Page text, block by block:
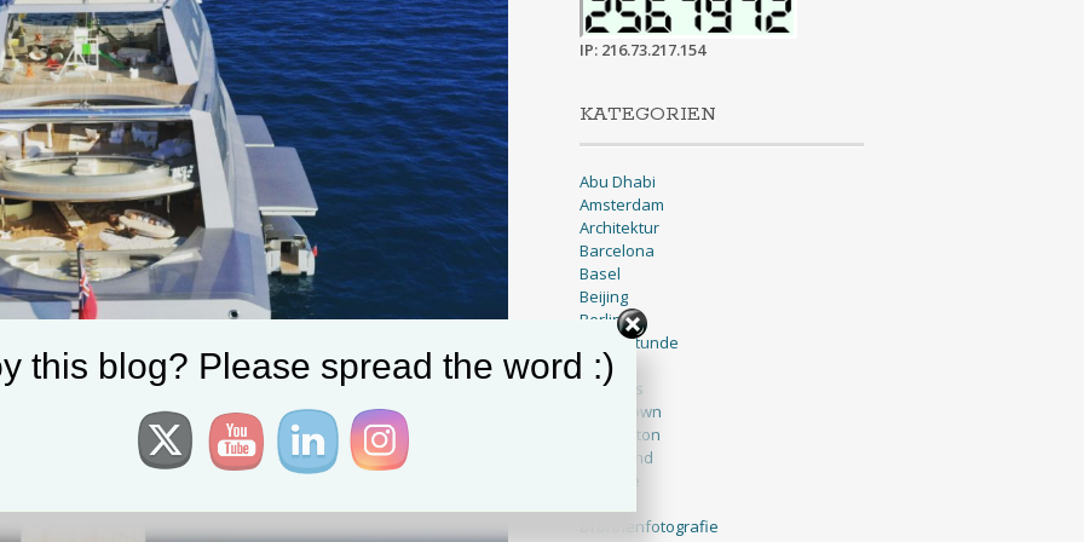
IP: 216.73.217.154
KATEGORIEN
Abu Dhabi
Amsterdam
Architektur
Barcelona
Basel
Beijing
Berlin
Blaue Stunde
BNW
Brussels
Cape Town
Charleston
Cleveland
Cologne
Drohnenfotografie
this blog? Please spread the word :)